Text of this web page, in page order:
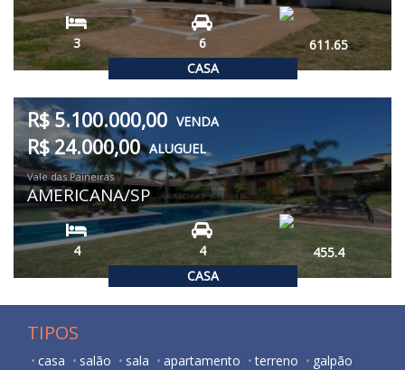
CASA
3 6 611.65
CASA
R$ 5.100.000,00 VENDA
R$ 24.000,00 ALUGUEL
Vale das Paineiras
AMERICANA/SP
4 4 455.4
TIPOS
casa salão sala apartamento terreno
galpão